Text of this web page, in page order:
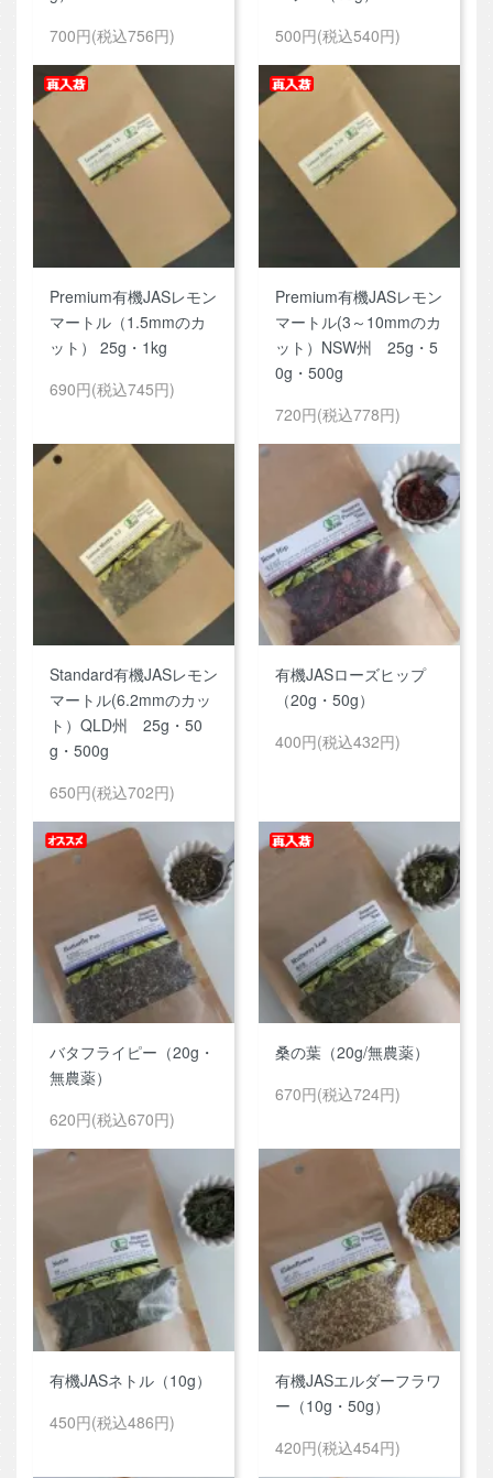
700円(税込756円)
500円(税込540円)
Premium有機JASレモン
マートル（1.5mmのカ
ット） 25g・1kg
690円(税込745円)
Premium有機JASレモン
マートル(3～10mmのカ
ット）NSW州 25g・5
0g・500g
720円(税込778円)
Standard有機JASレモン
マートル(6.2mmのカッ
ト）QLD州 25g・50
g・500g
650円(税込702円)
有機JASローズヒップ
（20g・50g）
400円(税込432円)
バタフライピー（20g・
無農薬）
620円(税込670円)
桑の葉（20g/無農薬）
670円(税込724円)
有機JASネトル（10g）
450円(税込486円)
有機JASエルダーフラワ
ー（10g・50g）
420円(税込454円)